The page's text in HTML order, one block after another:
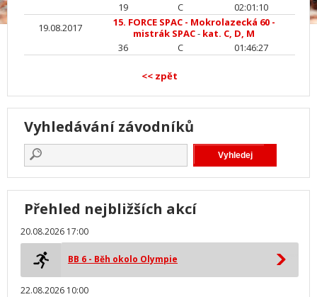
19
C
02:01:10
19.08.2017
15. FORCE SPAC - Mokrolazecká 60 -
mistrák SPAC- kat. C, D, M
36
C 01:46:27
<< zpět
Vyhledávání závodníků
Přehled nejbližších akcí
20.08.2026 17:00
BB 6 - Běh okolo Olympie
22.08.2026 10:00